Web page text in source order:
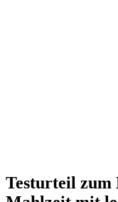
Testurteil